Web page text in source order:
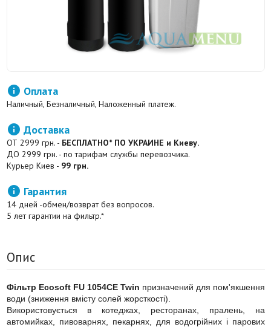
 Оплата
Наличный, Безналичный, Наложенный платеж.
 Доставка
ОТ 2999 грн. - БЕСПЛАТНО* ПО УКРАИНЕ и Киеву.
ДО 2999 грн. - по тарифам службы перевозчика.
Курьер Киев - 99 грн.
 Гарантия
14 дней -обмен/возврат без вопросов.
5 лет гарантии на фильтр.*
Опис
Фільтр Ecosoft FU 1054CE Twin призначений для пом'якшення
води (зниження вмісту солей жорсткості).
Використовується в котеджах, ресторанах, пралень, на
автомийках, пивоварнях, пекарнях, для водогрійних і парових